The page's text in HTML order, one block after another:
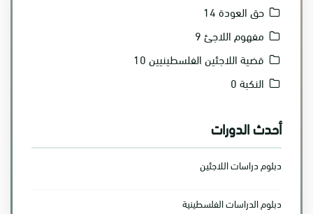
حق العودة14
مفهوم اللاجئ9
قضية اللاجئين الفلسطينيين10
النكبة0
أحدث الدورات
دبلوم دراسات اللاجئين
دبلوم الدراسات الفلسطينية